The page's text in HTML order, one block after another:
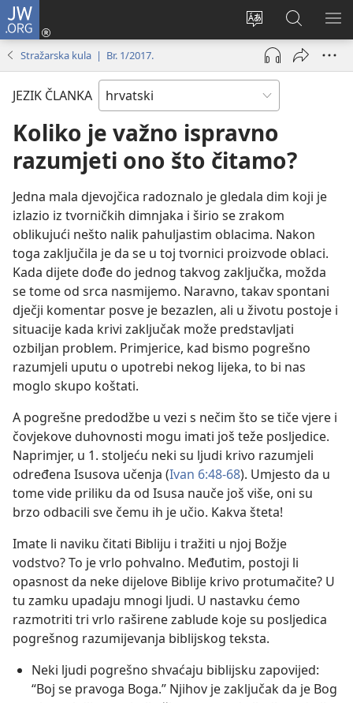
JW.ORG
Promijeni
jezik
Prijava
(otvara
prozor)
JW.ORG
|
Pretraga
Stražarska kula | Br. 1/2017.
JEZIK ČLANKA
Koliko je važno ispravno
razumjeti ono što čitamo?
Jedna mala djevojčica radoznalo je gledala dim koji je
izlazio iz tvorničkih dimnjaka i širio se zrakom
oblikujući nešto nalik pahuljastim oblacima. Nakon
toga zaključila je da se u toj tvornici proizvode oblaci.
Kada dijete dođe do jednog takvog zaključka, možda
se tome od srca nasmijemo. Naravno, takav spontani
dječji komentar posve je bezazlen, ali u životu postoje i
situacije kada krivi zaključak može predstavljati
ozbiljan problem. Primjerice, kad bismo pogrešno
razumjeli uputu o upotrebi nekog lijeka, to bi nas
moglo skupo koštati.
A pogrešne predodžbe u vezi s nečim što se tiče vjere i
čovjekove duhovnosti mogu imati još teže posljedice.
Naprimjer, u 1. stoljeću neki su ljudi krivo razumjeli
određena Isusova učenja (Ivan 6:48-68). Umjesto da u
tome vide priliku da od Isusa nauče još više, oni su
brzo odbacili sve čemu ih je učio. Kakva šteta!
Imate li naviku čitati Bibliju i tražiti u njoj Božje
vodstvo? To je vrlo pohvalno. Međutim, postoji li
opasnost da neke dijelove Biblije krivo protumačite? U
tu zamku upadaju mnogi ljudi. U nastavku ćemo
razmotriti tri vrlo raširene zablude koje su posljedica
pogrešnog razumijevanja biblijskog teksta.
Neki ljudi pogrešno shvaćaju biblijsku zapovijed:
“Boj se pravoga Boga.” Njihov je zaključak da je Bog